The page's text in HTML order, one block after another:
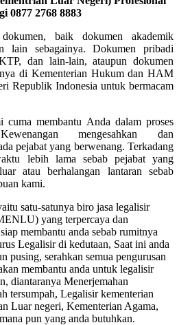
0877 2768 8883
baik dokumen akademik
lain sebagainya. Dokumen pribadi
dan lain-lain, ataupun dokumen
di Kementerian Hukum dan HAM
Republik Indonesia untuk bermacam
membantu Anda dalam proses
mengesahkan dan
pejabat yang berwenang. Terkadang
lebih lama sebab pejabat yang
atau berhalangan lantaran sebab
kami.
satu-satunya biro jasa legalisir
yang terpercaya dan
membantu anda sebab rumitnya
Legalisir di kedutaan, Saat ini anda
pusing, serahkan semua pengurusan
membantu anda untuk legalisir
diantaranya Menerjemahan
tersumpah, Legalisir kementerian
Luar negeri, Kementerian Agama,
pun yang anda butuhkan.